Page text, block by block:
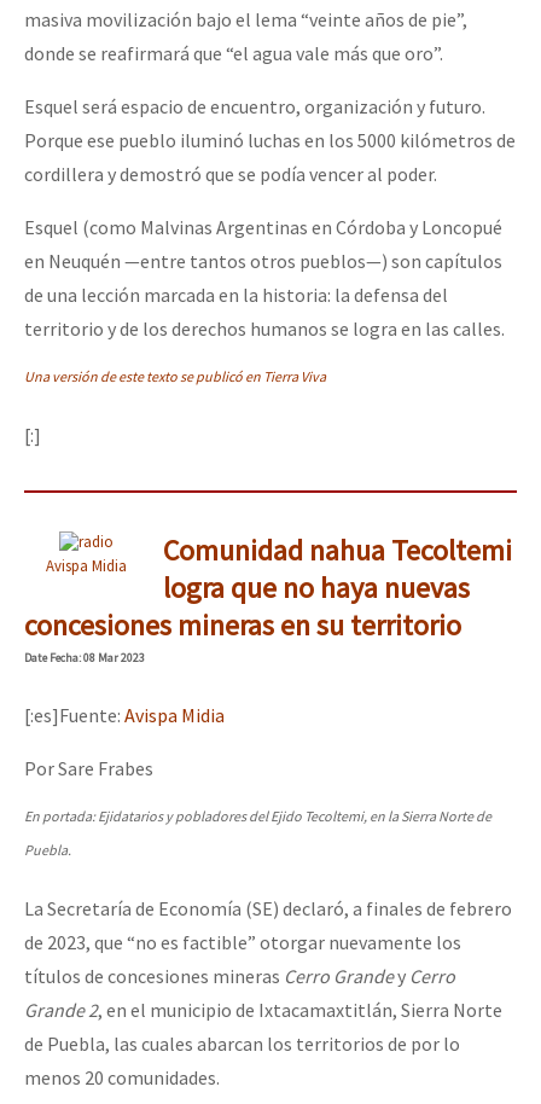
masiva movilización bajo el lema “veinte años de pie”,
donde se reafirmará que “el agua vale más que oro”.
Esquel será espacio de encuentro, organización y futuro.
Porque ese pueblo iluminó luchas en los 5000 kilómetros de
cordillera y demostró que se podía vencer al poder.
Esquel (como Malvinas Argentinas en Córdoba y Loncopué
en Neuquén —entre tantos otros pueblos—) son capítulos
de una lección marcada en la historia: la defensa del
territorio y de los derechos humanos se logra en las calles.
Una versión de este texto se publicó en Tierra Viva
[:]
Avispa Midia
Comunidad nahua Tecoltemi
logra que no haya nuevas
concesiones mineras en su territorio
DateFecha: 08 Mar 2023
[:es]Fuente: Avispa Midia
Por Sare Frabes
En portada: Ejidatarios y pobladores del Ejido Tecoltemi, en la Sierra Norte de
Puebla.
La Secretaría de Economía (SE) declaró, a finales de febrero
de 2023, que “no es factible” otorgar nuevamente los
títulos de concesiones mineras Cerro Grandey Cerro
Grande 2, en el municipio de Ixtacamaxtitlán, Sierra Norte
de Puebla, las cuales abarcan los territorios de por lo
menos 20 comunidades.